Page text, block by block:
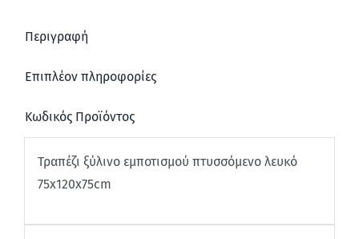
Περιγραφή
Επιπλέον πληροφορίες
Κωδικός Προϊόντος
Τραπέζι ξύλινο εμποτισμού πτυσσόμενο λευκό
75x120x75cm